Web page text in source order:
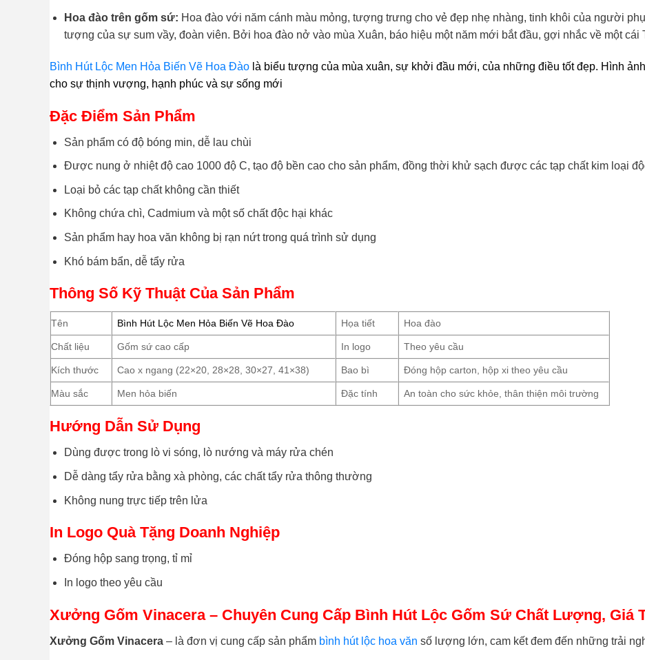
Hoa đào trên gốm sứ: Hoa đào với năm cánh màu mỏng, tượng trưng cho vẻ đẹp nhẹ nhàng, tinh khôi của người
tượng của sự sum vầy, đoàn viên. Bởi hoa đào nở vào mùa Xuân, báo hiệu một năm mới bắt đầu, gợi nhắc về một cái
Bình Hút Lộc Men Hỏa Biến Vẽ Hoa Đào là biểu tượng của mùa xuân, sự khởi đầu mới, của những điều tốt đẹp. Hình
cho sự thịnh vượng, hạnh phúc và sự sống mới
Đặc Điểm Sản Phẩm
Sản phẩm có độ bóng min, dễ lau chùi
Được nung ở nhiệt độ cao 1000 độ C, tạo độ bền cao cho sản phẩm, đồng thời khử sạch được các tạp chất kim loại
Loại bỏ các tạp chất không cần thiết
Không chứa chì, Cadmium và một số chất độc hại khác
Sản phẩm hay hoa văn không bị rạn nứt trong quá trình sử dụng
Khó bám bẩn, dễ tẩy rửa
Thông Số Kỹ Thuật Của Sản Phẩm
Tên Bình Hút Lộc Men Hỏa Biến Vẽ Hoa Đào Họa tiết Hoa đào
Chất liệu Gốm sứ cao cấp In logo Theo yêu cầu
Kích thước Cao x ngang (22×20, 28×28, 30×27, 41×38) Bao bì Đóng hộp carton, hộp xi theo yêu cầu
Màu sắc Men hỏa biến Đặc tính An toàn cho sức khỏe, thân thiện môi trường
Hướng Dẫn Sử Dụng
Dùng được trong lò vi sóng, lò nướng và máy rửa chén
Dễ dàng tẩy rửa bằng xà phòng, các chất tẩy rửa thông thường
Không nung trực tiếp trên lửa
In Logo Quà Tặng Doanh Nghiệp
Đóng hộp sang trọng, tỉ mỉ
In logo theo yêu cầu
Xưởng Gốm Vinacera – Chuyên Cung Cấp Bình Hút Lộc Gốm Sứ Chất Lượng, Giá
Xưởng Gốm Vinacera – là đơn vị cung cấp sản phẩm bình hút lộc hoa văn số lượng lớn, cam kết đem đến những trải